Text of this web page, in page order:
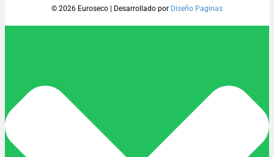
© 2026 Euroseco Desarrollado por Diseño Paginas